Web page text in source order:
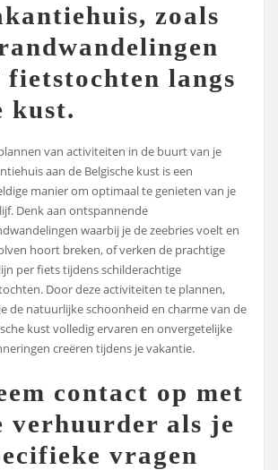
zoals
fietstochten langs
kust.
van activiteiten in de buurt van je
aan de Belgische kust is een
manier om optimaal te genieten van je
Denk aan ontspannende
waarbij je de zeebries voelt en
hoort breken, of verken de prachtige
per fiets tijdens schilderachtige
Door deze activiteiten te plannen,
de natuurlijke schoonheid en charme van de
kust volledig ervaren en onvergetelijke
creëren tijdens je vakantie.
contact op met
verhuurder als je
vragen